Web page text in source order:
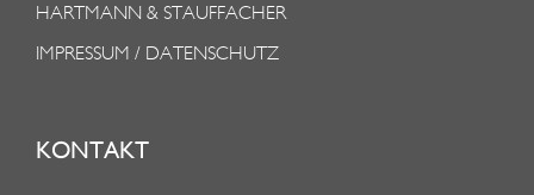
HARTMANN & STAUFFACHER
IMPRESSUM / DATENSCHUTZ
KONTAKT